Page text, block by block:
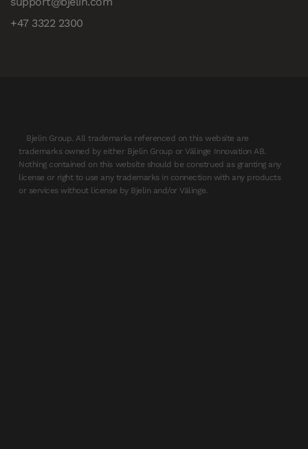
+47 3322 2300
Bjelin Group. All trademarks referenced on this website are
trademarks owned by either Bjelin Group or Välinge Innovation AB.
Nothing contained on this website should be construed as granting any
license or right to use any trademarks in connection with any products
or services without license by Bjelin and/or Välinge.